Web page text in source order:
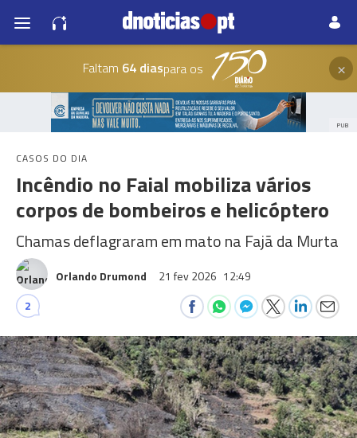
Faltam 64 diaspara os ×
PUB
CASOS DO DIA
Incêndio no Faial mobiliza vários
corpos de bombeiros e helicóptero
Chamas deflagraram em mato na Fajã da Murta
Orlando Drumond 21 fev 2026 12:49
2